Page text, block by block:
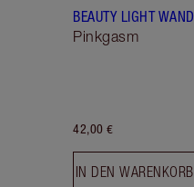
BEAUTY LIGHT WAND
Pinkgasm
42,00 €
IN DEN WARENKORB